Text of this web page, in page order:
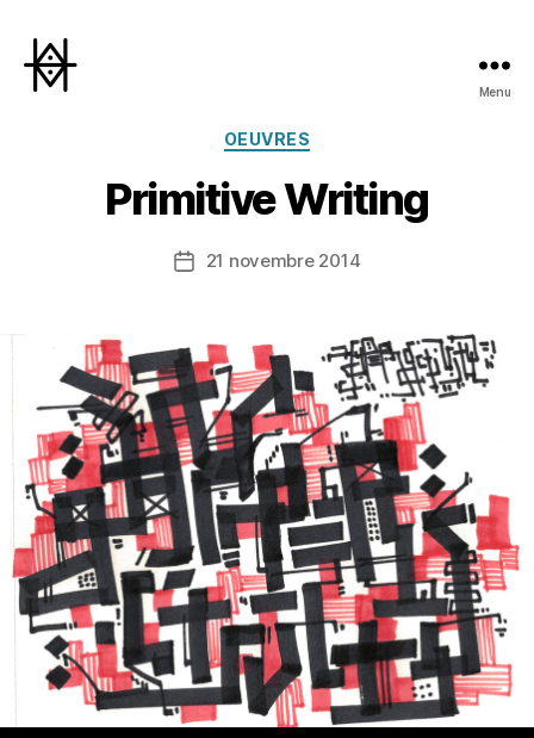
Menu
Catégories
OEUVRES
Primitive Writing
Date21 novembre 2014